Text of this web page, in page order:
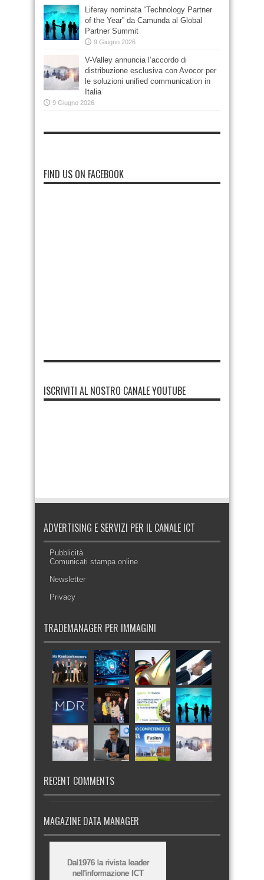
Liferay nominata “Technology Partner
of the Year” da Camunda al Global
Partner Summit
9 Giugno 2026
V-Valley annuncia l’accordo di
distribuzione esclusiva con Avocor per
le soluzioni unified communication in
Italia
9 Giugno 2026
FIND US ON FACEBOOK
ISCRIVITI AL NOSTRO CANALE YOUTUBE
ADVERTISING E SERVIZI PER IL CANALE ICT
Pubblicità
Comunicati stampa online
Newsletter
Privacy
TRADEMANAGER PER IMMAGINI
RECENT COMMENTS
MAGAZINE DATA MANAGER
Dal1976 la rivista leader
nell'informazione ICT